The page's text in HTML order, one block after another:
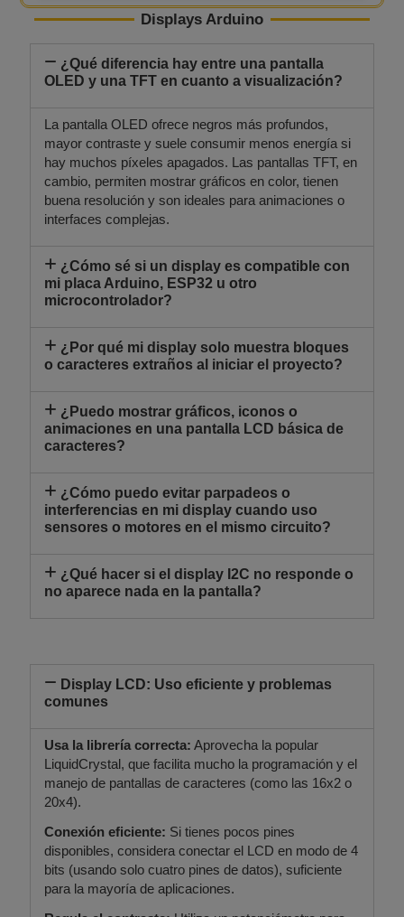
Displays Arduino
¿Qué diferencia hay entre una pantalla
OLED y una TFT en cuanto a visualización?
La pantalla OLED ofrece negros más profundos,
mayor contraste y suele consumir menos energía si
hay muchos píxeles apagados. Las pantallas TFT, en
cambio, permiten mostrar gráficos en color, tienen
buena resolución y son ideales para animaciones o
interfaces complejas.
¿Cómo sé si un display es compatible con
mi placa Arduino, ESP32 u otro
microcontrolador?
¿Por qué mi display solo muestra bloques
o caracteres extraños al iniciar el proyecto?
¿Puedo mostrar gráficos, iconos o
animaciones en una pantalla LCD básica de
caracteres?
¿Cómo puedo evitar parpadeos o
interferencias en mi display cuando uso
sensores o motores en el mismo circuito?
¿Qué hacer si el display I2C no responde o
no aparece nada en la pantalla?
Display LCD: Uso eficiente y problemas
comunes
Usa la librería correcta: Aprovecha la popular
LiquidCrystal, que facilita mucho la programación y el
manejo de pantallas de caracteres (como las 16x2 o
20x4).
Conexión eficiente: Si tienes pocos pines
disponibles, considera conectar el LCD en modo de 4
bits (usando solo cuatro pines de datos), suficiente
para la mayoría de aplicaciones.